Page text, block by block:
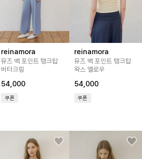
reinamora
뮤즈 백 포인트 탱크탑
버터크림
54,000
쿠폰
reinamora
뮤즈 백 포인트 탱크탑
왁스 옐로우
54,000
쿠폰